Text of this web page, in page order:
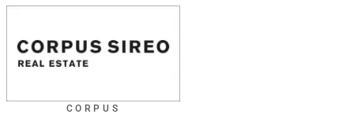
CORPUS